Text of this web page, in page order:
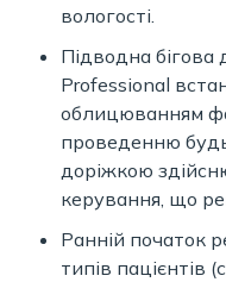
вологості.
Підводна
Professional
облицюванням
проведенню
доріжкою
керування, що
Ранній початок
типів пацієнтів